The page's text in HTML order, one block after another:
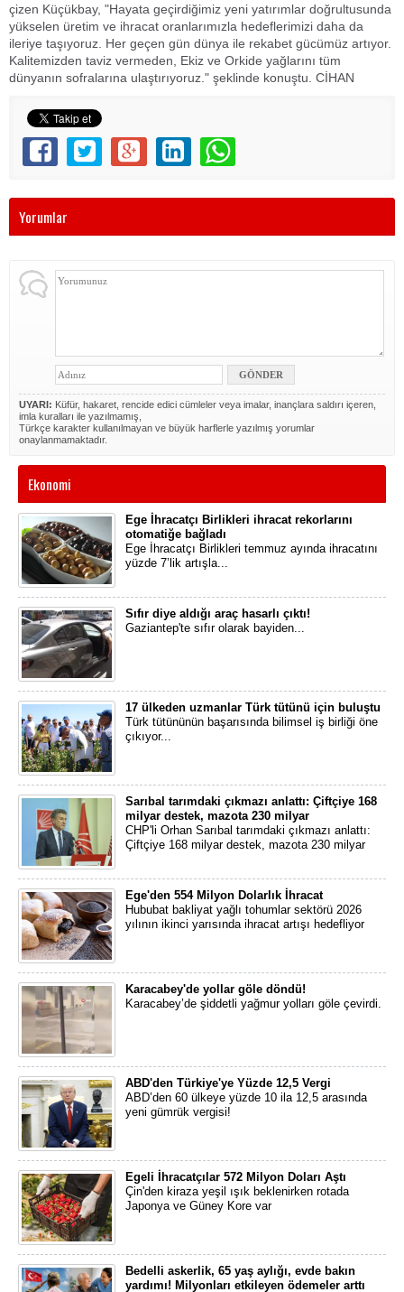
çizen Küçükbay, "Hayata geçirdiğimiz yeni yatırımlar doğrultusunda
yükselen üretim ve ihracat oranlarımızla hedeflerimizi daha da
ileriye taşıyoruz. Her geçen gün dünya ile rekabet gücümüz artıyor.
Kalitemizden taviz vermeden, Ekiz ve Orkide yağlarını tüm
dünyanın sofralarına ulaştırıyoruz." şeklinde konuştu. CİHAN
Yorumlar
UYARI: Küfür, hakaret, rencide edici cümleler veya imalar, inançlara saldırı içeren,
imla kuralları ile yazılmamış,
Türkçe karakter kullanılmayan ve büyük harflerle yazılmış yorumlar
onaylanmamaktadır.
Ekonomi
Ege İhracatçı Birlikleri ihracat rekorlarını
otomatiğe bağladı
​Ege İhracatçı Birlikleri temmuz ayında ihracatını
yüzde 7’lik artışla...
Sıfır diye aldığı araç hasarlı çıktı!
Gaziantep'te sıfır olarak bayiden...
17 ülkeden uzmanlar Türk tütünü için buluştu
Türk tütününün başarısında bilimsel iş birliği öne
çıkıyor...
Sarıbal tarımdaki çıkmazı anlattı: Çiftçiye 168
milyar destek, mazota 230 milyar
CHP'li Orhan Sarıbal tarımdaki çıkmazı anlattı:
Çiftçiye 168 milyar destek, mazota 230 milyar
Ege'den 554 Milyon Dolarlık İhracat
Hububat bakliyat yağlı tohumlar sektörü 2026
yılının ikinci yarısında ihracat artışı hedefliyor
Karacabey'de yollar göle döndü!
Karacabey’de şiddetli yağmur yolları göle çevirdi.
ABD'den Türkiye'ye Yüzde 12,5 Vergi
ABD’den 60 ülkeye yüzde 10 ila 12,5 arasında
yeni gümrük vergisi!
Egeli İhracatçılar 572 Milyon Doları Aştı
Çin'den kiraza yeşil ışık beklenirken rotada
Japonya ve Güney Kore var
Bedelli askerlik, 65 yaş aylığı, evde bakın
yardımı! Milyonları etkileyen ödemeler arttı